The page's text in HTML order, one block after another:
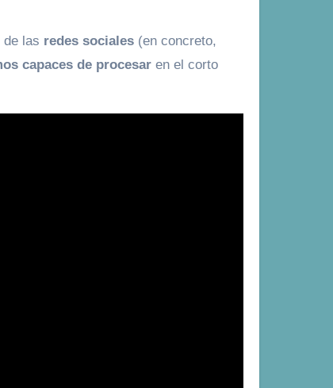
de las redes sociales (en concreto,
capaces de procesar en el corto